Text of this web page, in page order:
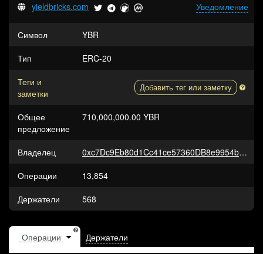
Уведомление
yieldbricks.com
Символ
YBR
Тип
ERC-20
Теги и
заметки
Добавить тег или заметку
Общее
предложение
710,000,000.00 YBR
Владелец
0xc7Dc9Eb80d1Cc41ce57360DB8e9954b3c396CD56
Операции
13,854
Держатели
568
Держатели